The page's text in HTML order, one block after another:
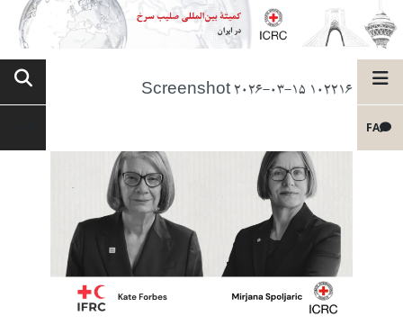
FA
Screenshot 2026-03-15 102216